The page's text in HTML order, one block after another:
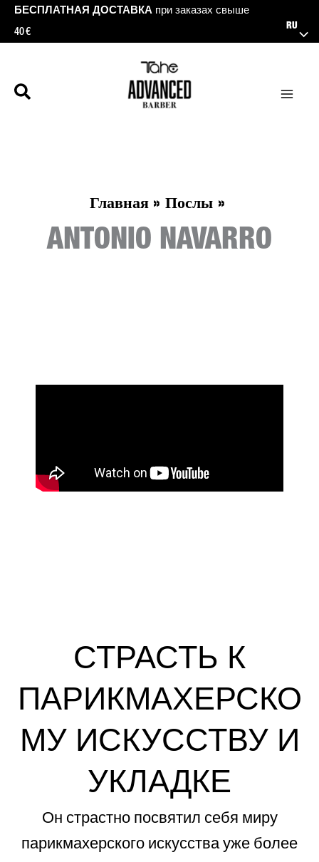
Перейти
БЕСПЛАТНАЯ ДОСТАВКА при заказах свыше
40 €
RU
Главная Послы
ANTONIO NAVARRO
СТРАСТЬ К
ПАРИКМАХЕРСКО
МУ ИСКУССТВУ И
УКЛАДКЕ
Он страстно посвятил себя миру
парикмахерского искусства уже более